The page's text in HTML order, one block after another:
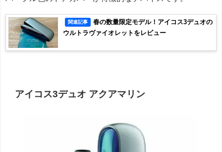
関連記事
春の数量限定モデル！アイコス3デュオの
ウルトラヴァイオレットをレビュー
アイコス3デュオ アクアマリン